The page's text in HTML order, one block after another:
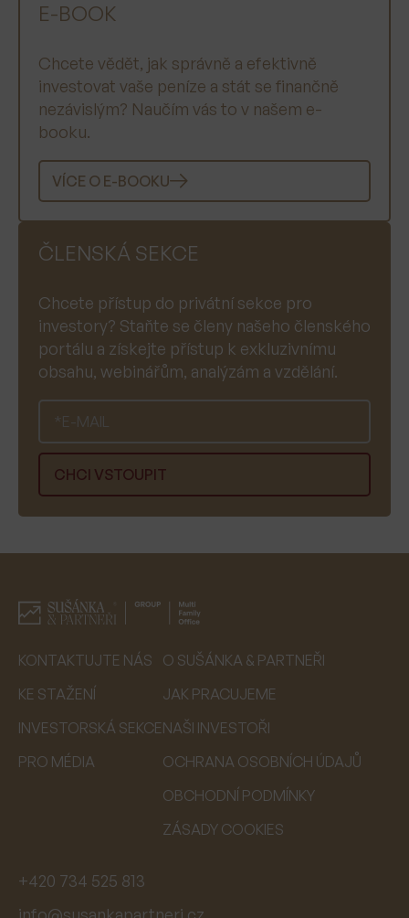
E-BOOK
Chcete vědět, jak správně a efektivně
investovat vaše peníze a stát se finančně
nezávislým? Naučím vás to v našem e-
booku.
VÍCE O E-BOOKU
ČLENSKÁ SEKCE
Chcete přístup do privátní sekce pro
investory? Staňte se členy našeho členského
portálu a získejte přístup k exkluzivnímu
obsahu, webinářům, analýzám a vzdělání.
KONTAKTUJTE NÁS
KE STAŽENÍ
INVESTORSKÁ SEKCE
PRO MÉDIA
O SUŠÁNKA & PARTNEŘI
JAK PRACUJEME
NAŠI INVESTOŘI
OCHRANA OSOBNÍCH ÚDAJŮ
OBCHODNÍ PODMÍNKY
ZÁSADY COOKIES
+420 734 525 813